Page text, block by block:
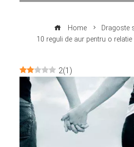
Home
Dragoste
10 reguli de aur pentru o
2(1 )